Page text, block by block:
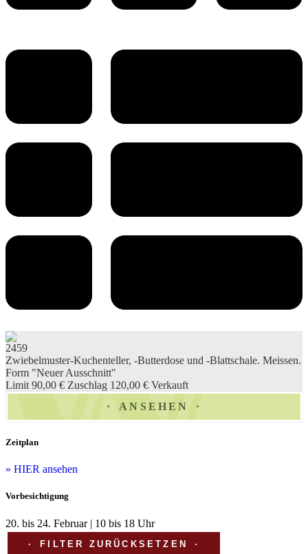
2459
Zwiebelmuster-Kuchenteller, -Butterdose und -Blattschale. Meissen.
Form "Neuer Ausschnitt"
Limit 90,00 € Zuschlag 120,00 € Verkauft
ANSEHEN
Zeitplan
» HIER ansehen
Vorbesichtigung
20. bis 24. Februar | 10 bis 18 Uhr
FILTER ZURÜCKSETZEN